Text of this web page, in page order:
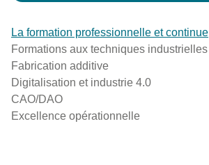
La formation professionnelle et continue
Formations aux techniques industrielles
Fabrication additive
Digitalisation et industrie 4.0
CAO/DAO
Excellence opérationnelle